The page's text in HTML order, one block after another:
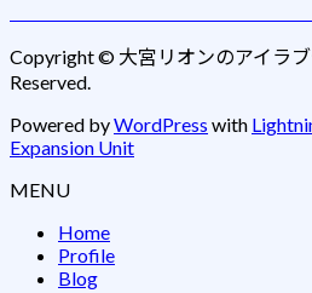
Copyright © 大宮リオンのアイラ
Reserved.
Powered byWordPress with
Expansion Unit
MENU
Home
Profile
Blog